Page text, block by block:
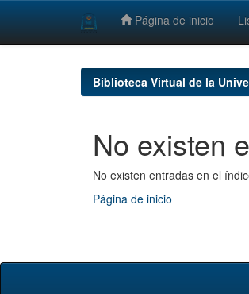
Página de inicio
Biblioteca Virtual de la
No existen
No existen entradas en el
Página de inicio